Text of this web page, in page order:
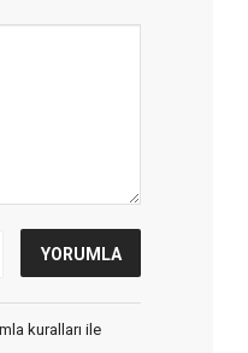
kuralları ile